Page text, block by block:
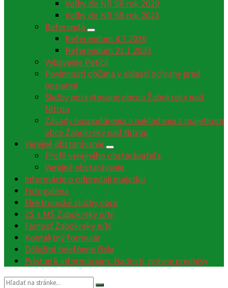
Voľby do NR SR rok 2020
Voľby do NR SR rok 2023
Referendá
Referendum 4.7.2026
Referendum 21.1.2023
Vybavenie Petícií
Povinnosti občana v oblasti ochrany pred
poziarmi
Služby poskytované obcou Žabokreky nad
Nitrou
Zásady hospodárenia a nakladania s majetkom
obce Žabokreky nad Nitrou
Verejné obstarávanie
Profil verejného obstarávateľa
Verejné obstarávanie
Informácie o odpredaji majetku
Fotogaléria
Elektronické služby obce
ZŠ s MŠ Žabokreky n/N
Farnosť Žabokreky n/N
Kontaktný formulár
Dôležité telefónne čísla
Prístup k informáciám, žiadosti, právne predpisy
Vyhľadávanie: